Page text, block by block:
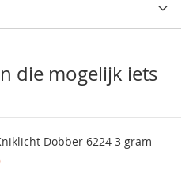
die mogelijk iets
Dobber 6224 3 gram